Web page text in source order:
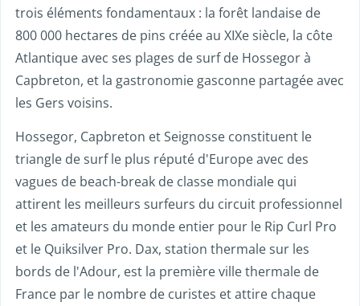
trois éléments fondamentaux : la forêt landaise de
800 000 hectares de pins créée au XIXe siècle, la côte
Atlantique avec ses plages de surf de Hossegor à
Capbreton, et la gastronomie gasconne partagée avec
les Gers voisins.
Hossegor, Capbreton et Seignosse constituent le
triangle de surf le plus réputé d'Europe avec des
vagues de beach-break de classe mondiale qui
attirent les meilleurs surfeurs du circuit professionnel
et les amateurs du monde entier pour le Rip Curl Pro
et le Quiksilver Pro. Dax, station thermale sur les
bords de l'Adour, est la première ville thermale de
France par le nombre de curistes et attire chaque